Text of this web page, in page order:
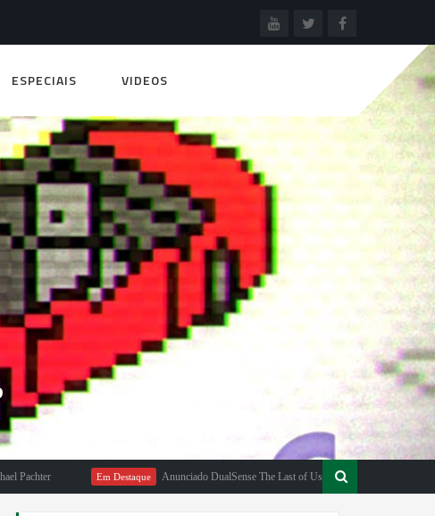
ESPECIAIS VIDEOS
Em Destaque Anunciado DualSense The Last of Us Limited Edition